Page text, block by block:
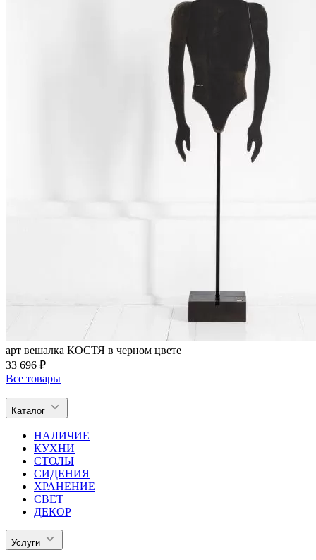
арт вешалка КОСТЯ в черном цвете
33 696 ₽
Все товары
Каталог
НАЛИЧИЕ
КУХНИ
СТОЛЫ
СИДЕНИЯ
ХРАНЕНИЕ
СВЕТ
ДЕКОР
Услуги